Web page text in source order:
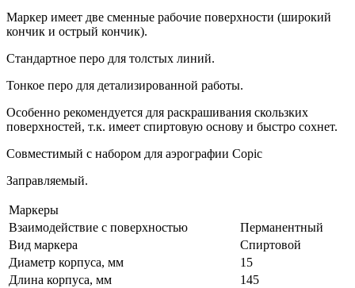
Маркер имеет две сменные рабочие поверхности (широкий
кончик и острый кончик).
Стандартное перо для толстых линий.
Тонкое перо для детализированной работы.
Особенно рекомендуется для раскрашивания скользких
поверхностей, т.к. имеет спиртовую основу и быстро сохнет.
Совместимый с набором для аэрографии Copic
Заправляемый.
Маркеры
Взаимодействие с поверхностью
Перманентный
Вид маркера
Спиртовой
Диаметр корпуса, мм
15
Длина корпуса, мм
145